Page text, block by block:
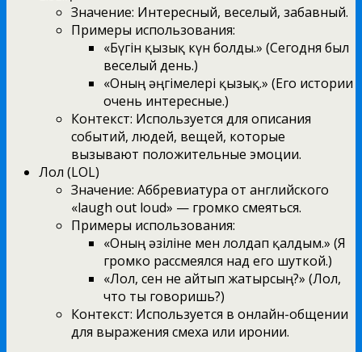
Значение: Интересный, веселый, забавный.
Примеры использования:
«Бүгін қызық күн болды.» (Сегодня был
веселый день.)
«Оның әңгімелері қызық.» (Его истории
очень интересные.)
Контекст: Используется для описания
событий, людей, вещей, которые
вызывают положительные эмоции.
Лол (LOL)
Значение: Аббревиатура от английского
«laugh out loud» — громко смеяться.
Примеры использования:
«Оның әзіліне мен лолдап қалдым.» (Я
громко рассмеялся над его шуткой.)
«Лол, сен не айтып жатырсың?» (Лол,
что ты говоришь?)
Контекст: Используется в онлайн-общении
для выражения смеха или иронии.